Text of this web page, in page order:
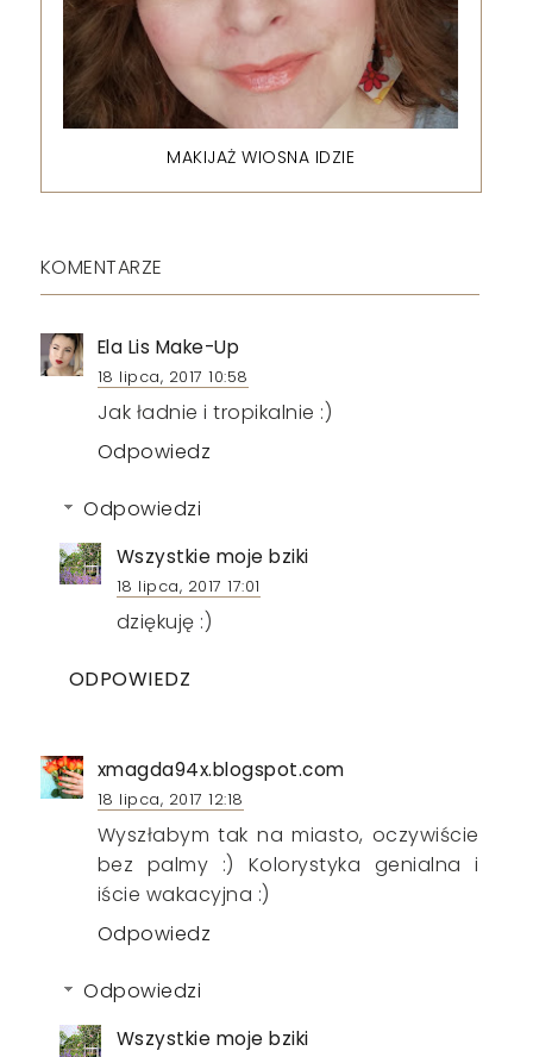
MAKIJAŻ WIOSNA IDZIE
KOMENTARZE
Ela Lis Make-Up
18 lipca, 2017 10:58
Jak ładnie i tropikalnie :)
Odpowiedz
Odpowiedzi
Wszystkie moje bziki
18 lipca, 2017 17:01
dziękuję :)
ODPOWIEDZ
xmagda94x.blogspot.com
18 lipca, 2017 12:18
Wyszłabym tak na miasto, oczywiście
bez palmy :) Kolorystyka genialna i
iście wakacyjna :)
Odpowiedz
Odpowiedzi
Wszystkie moje bziki